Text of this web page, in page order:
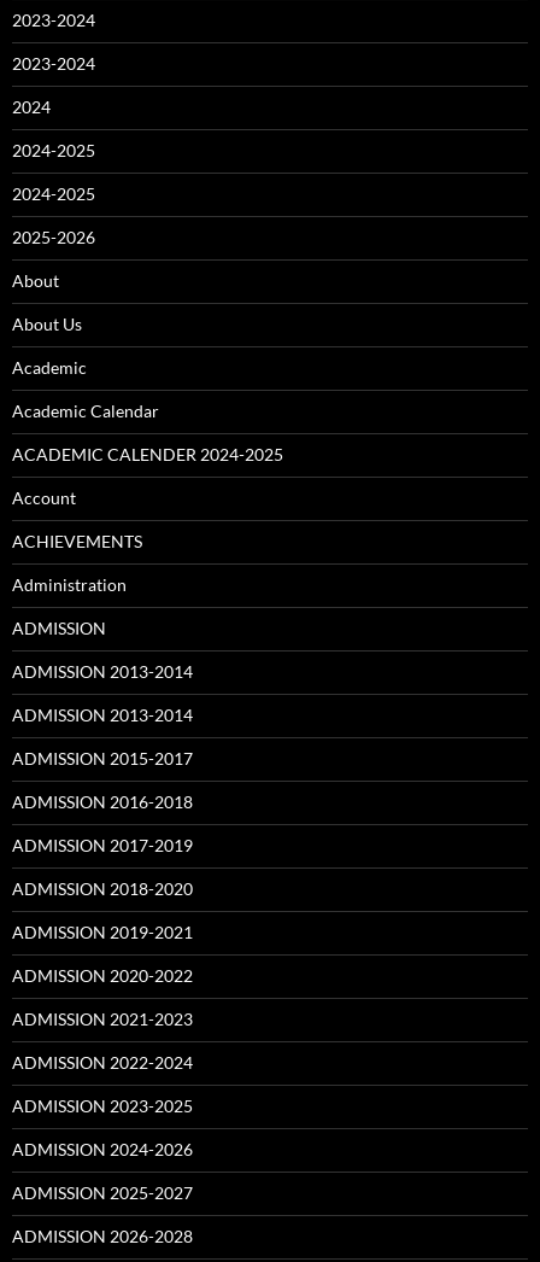
2023-2024
2023-2024
2024
2024-2025
2024-2025
2025-2026
About
About Us
Academic
Academic Calendar
ACADEMIC CALENDER 2024-2025
Account
ACHIEVEMENTS
Administration
ADMISSION
ADMISSION 2013-2014
ADMISSION 2013-2014
ADMISSION 2015-2017
ADMISSION 2016-2018
ADMISSION 2017-2019
ADMISSION 2018-2020
ADMISSION 2019-2021
ADMISSION 2020-2022
ADMISSION 2021-2023
ADMISSION 2022-2024
ADMISSION 2023-2025
ADMISSION 2024-2026
ADMISSION 2025-2027
ADMISSION 2026-2028